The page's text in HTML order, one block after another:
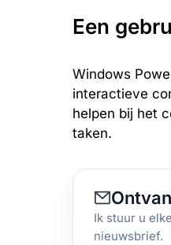
Een
Windows
interactieve
helpen bij het
taken.
Ik stuur u
nieuwsbrief.